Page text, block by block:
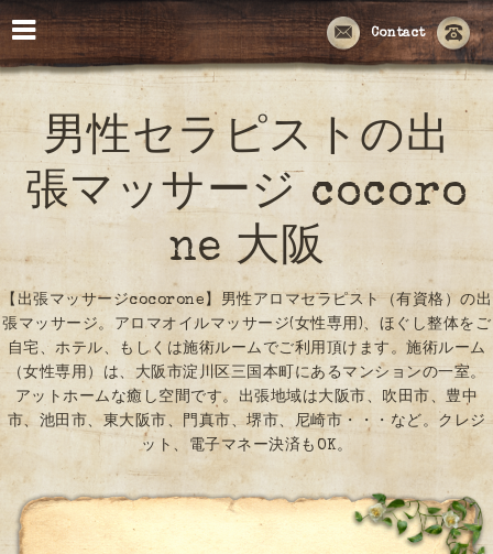
Contact
男性セラピストの出
張マッサージ cocoro
ne 大阪
【出張マッサージcocorone】男性アロマセラピスト（有資格）の出
張マッサージ。アロマオイルマッサージ(女性専用)、ほぐし整体をご
自宅、ホテル、もしくは施術ルームでご利用頂けます。施術ルーム
（女性専用）は、大阪市淀川区三国本町にあるマンションの一室。
アットホームな癒し空間です。出張地域は大阪市、吹田市、豊中
市、池田市、東大阪市、門真市、堺市、尼崎市・・・など。クレジ
ット、電子マネー決済もOK。